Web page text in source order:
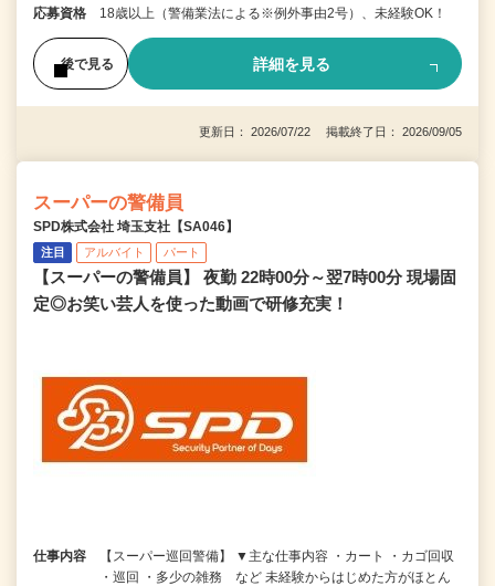
応募資格 18歳以上（警備業法による※例外事由2号）、未経験OK！
後で見る 詳細を見る
更新日： 2026/07/22 掲載終了日： 2026/09/05
スーパーの警備員
SPD株式会社 埼玉支社【SA046】
注目 アルバイト パート
【スーパーの警備員】 夜勤 22時00分～翌7時00分 現場固
定◎お笑い芸人を使った動画で研修充実！
仕事内容
【スーパー巡回警備】 ▼主な仕事内容 ・カート ・カゴ回収
・巡回 ・多少の雑務 など 未経験からはじめた方がほとん